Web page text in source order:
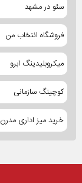
سئو در مشهد
فروشگاه انتخاب من
میکروبلیدینگ ابرو
کوچینگ سازمانی
خرید میز اداری مدرن